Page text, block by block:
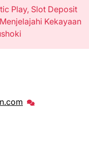
Play, Slot Deposit
Kekayaan